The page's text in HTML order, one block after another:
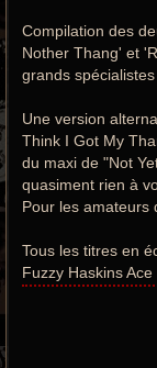
Compilation des
Nother Thang' et
grands
Une version
Think I Got My
du maxi de "Not
quasiment rien à
Pour les amateurs
Tous les titres en
Fuzzy Haskins